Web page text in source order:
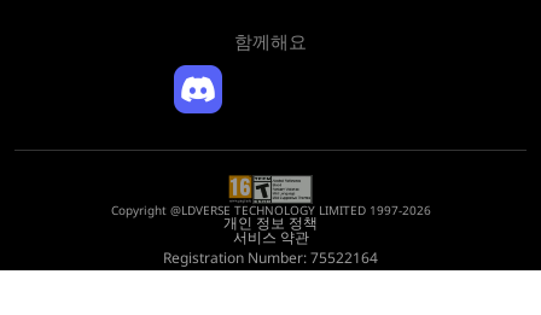
함께해요
Copyright @LDVERSE TECHNOLOGY LIMITED 1997-2026
개인 정보 정책
서비스 약관
Registration Number: 75522164